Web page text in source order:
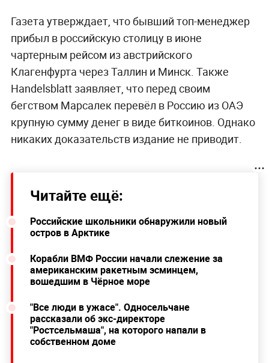
Газета утверждает, что бывший топ-менеджер
прибыл в российскую столицу в июне
чартерным рейсом из австрийского
Клагенфурта через Таллин и Минск. Также
Handelsblatt заявляет, что перед своим
бегством Марсалек перевёл в Россию из ОАЭ
крупную сумму денег в виде биткоинов. Однако
никаких доказательств издание не приводит.
Читайте ещё:
Российские школьники обнаружили новый
остров в Арктике
Корабли ВМФ России начали слежение за
американским ракетным эсминцем,
вошедшим в Чёрное море
"Все люди в ужасе". Односельчане
рассказали об экс-директоре
"Ростсельмаша", на которого напали в
собственном доме